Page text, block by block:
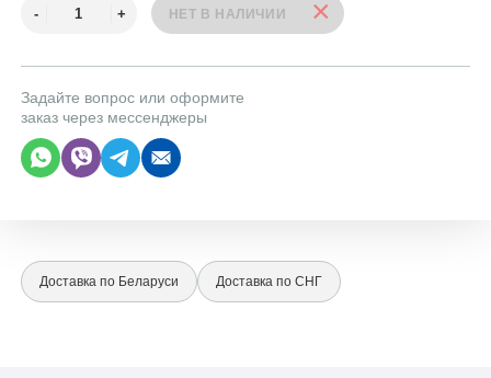
Задайте вопрос или оформите
заказ через мессенджеры
Доставка по Беларуси Доставка по СНГ